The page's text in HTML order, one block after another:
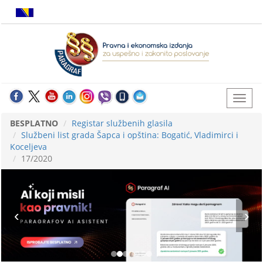
BESPLATNO
Registar službenih glasila
Službeni list grada Šapca i opština: Bogatić, Vladimirci i
Koceljeva
17/2020